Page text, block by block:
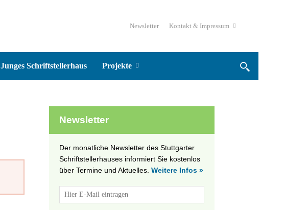
Newsletter Kontakt & Impressum
Junges Schriftstellerhaus Projekte
Newsletter
Der monatliche Newsletter des Stuttgarter
Schriftstellerhauses informiert Sie kostenlos
über Termine und Aktuelles. Weitere Infos »